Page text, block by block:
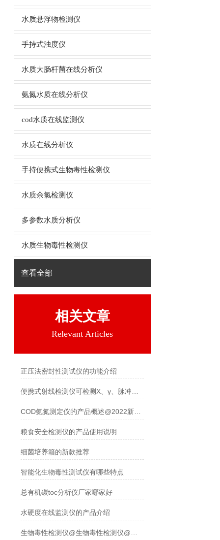
水质悬浮物检测仪
手持式浊度仪
水质大肠杆菌在线分析仪
氨氮水质在线分析仪
cod水质在线监测仪
水质在线分析仪
手持便携式生物毒性检测仪
水质余氯检测仪
多参数水质分析仪
水质生物毒性检测仪
查看全部
相关文章
Relevant Articles
正压法密封性测试仪的功能介绍
粮食安全检测仪的产品使用说明
细菌培养箱的新款推荐
智能化生物毒性测试仪有哪些特点
总有机碳toc分析仪厂家哪家好
水硬度在线监测仪的产品介绍